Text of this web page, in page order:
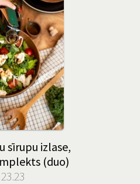
sīrupu izlase,
(duo)